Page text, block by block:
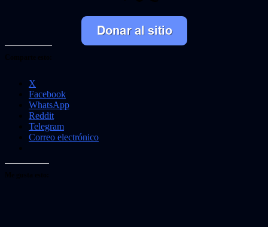
X
Facebook
WhatsApp
Reddit
Telegram
Correo electrónico